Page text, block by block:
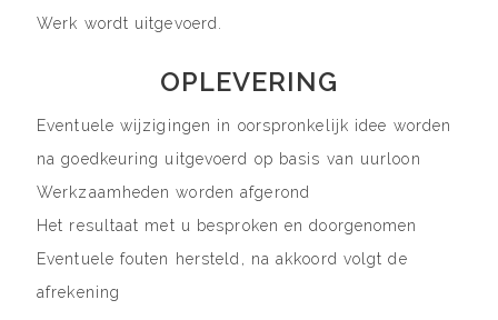
Werk wordt uitgevoerd.
OPLEVERING
Eventuele wijzigingen in oorspronkelijk idee worden
na goedkeuring uitgevoerd op basis van uurloon
Werkzaamheden worden afgerond
Het resultaat met u besproken en doorgenomen
Eventuele fouten hersteld, na akkoord volgt de
afrekening